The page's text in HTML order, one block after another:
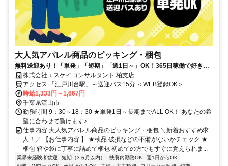
大人気アパレル商品のピッキング・梱包
無料送迎あり！「単発」「短期」「週1日～」OK！365日稼働で好きな
時に稼げる♪
株式会社エスケイコンサルタント 柏支店
アクセス 「江戸川台駅」～送迎バス15分 ＜WEB登録OK＞
時給1,333円～1,667円
千葉県流山市
勤務時間 9：30～18：30 ★単発1日～長期までALL OK！ あなたの希
望に合わせて働けます♪
仕事内容 大人気アパレル商品のピッキング・梱包 ＼新着おすすめ求
人！／ 【お仕事内容 】 ★検品 破損などの不備がないかチェック ★
梱包 箱や袋に丁寧に詰めて梱包 初めての方でもすぐに覚えられま...
業界未経験者歓迎 短期（3ヵ月以内） 扶養内勤務OK
週1日からOK